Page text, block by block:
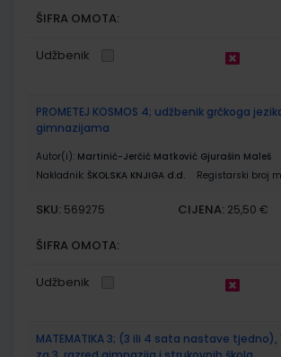
ŠIFRA OMOTA:
Udžbenik
PROMETEJ KOSMOS 4; udžbenik grčkoga
gimnazijama
Autor(i): Martinić-Jerčić Matković Gjurašin Maleš
Nakladnik: ŠKOLSKA KNJIGA d.d. Registarski broj
SKU: 569275 CIJENA: 25,50 €
ŠIFRA OMOTA:
Udžbenik
MATEMATIKA 3; (3 ili 4 sata nastave tjedno),